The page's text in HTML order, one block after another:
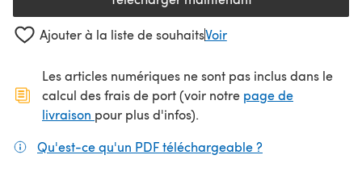
(s'ouvre dans un nouvel
Ajouter à la liste de souhaitsVoir
Les articles numériques ne sont pas inclus dans le
calcul des frais de port (voir notre page de
livraison (s'ouvre dans un nouvel onglet)
pour plus d'infos).
Qu'est-ce qu'un PDF téléchargeable ?